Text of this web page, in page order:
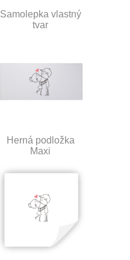
Samolepka vlastný
tvar
Herná podložka
Maxi